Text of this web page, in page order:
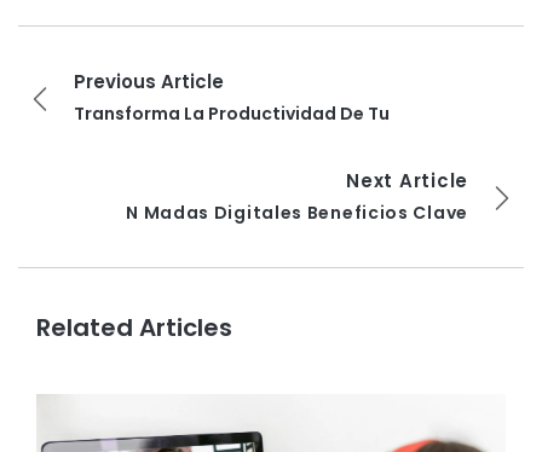
Previous Article
Transforma La Productividad De Tu
Next Article
N Madas Digitales Beneficios Clave
Related Articles